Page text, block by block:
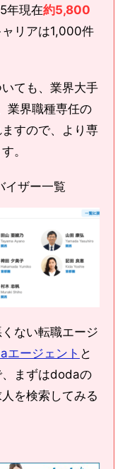
年現在約5,800
リアは1,000件
ても、業界大手
業界職種専任の
すので、より専
。
ザー一覧
ない転職エージ
エージェント と
まずはdodaの
を検索してみる